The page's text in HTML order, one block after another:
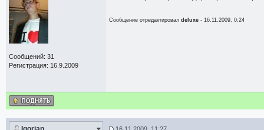
Сообщений: 31
Регистрация: 16.9.2009
Сообщение отредактировал deluxe - 16.11.2009, 0:24